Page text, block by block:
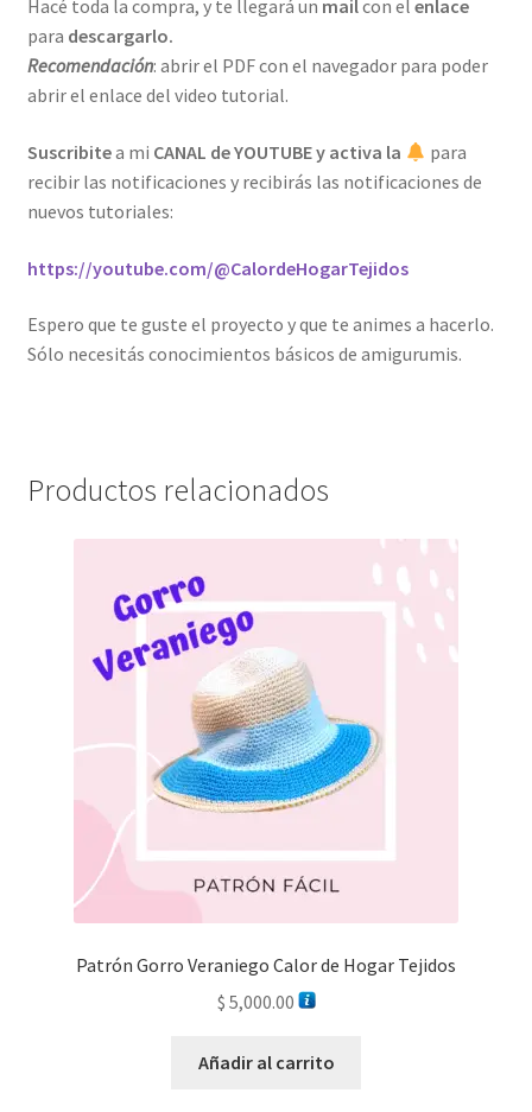
Hacé toda la compra, y te llegará un mailcon el enlace
para descargarlo.
Recomendación: abrir el PDF con el navegador para poder
abrir el enlace del video tutorial.
Suscribitea mi CANAL de YOUTUBE y activa la
para
recibir las notificaciones y recibirás las notificaciones de
nuevos tutoriales:
https://youtube.com/@CalordeHogarTejidos
Espero que te guste el proyecto y que te animes a hacerlo.
Sólo necesitás conocimientos básicos de amigurumis.
Productos relacionados
Patrón Gorro Veraniego Calor de Hogar Tejidos
$ 5,000.00
Añadir al carrito